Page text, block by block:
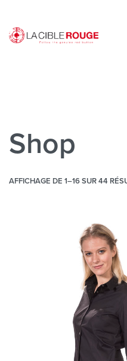
Shop
AFFICHAGE DE 1–16 SUR 44